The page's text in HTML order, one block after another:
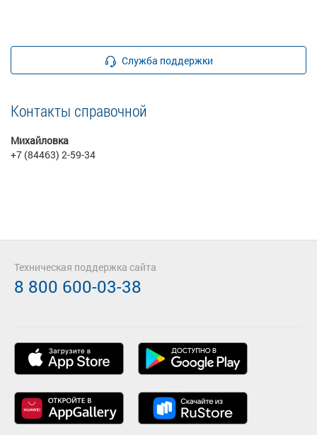
Служба поддержки
Контакты справочной
Михайловка
+7 (84463) 2-59-34
Техническая поддержка сайта
8 800 600-03-38